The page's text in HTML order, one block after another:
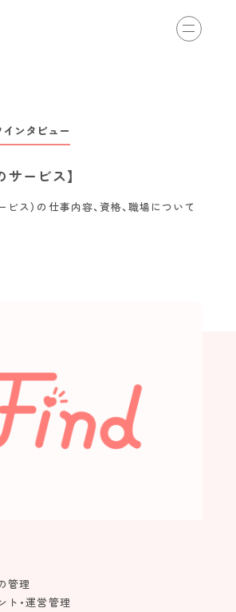
訪問のサービス
ュー
view more
スタッフインタビュー
バーガーデン久留米中央町 定期巡回 |
ンタビュー
サービス】
ビス）の仕事内容、資格、職場について
管理
ト・運営管理